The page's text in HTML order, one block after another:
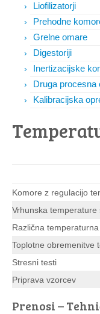
Liofilizatorji
Prehodne
Grelne omare
Digestoriji
Inertizacijske
Druga procesna
Kalibracijska
Komore z regulacijo
Vrhunska temperature
Različna
Toplotne obremenitve
Stresni testi
Priprava vzorcev
Prenosi –